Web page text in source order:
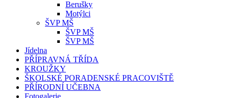
Berušky
Motýlci
ŠVP MŠ
ŠVP MŠ
ŠVP MŠ
Jídelna
PŘÍPRAVNÁ TŘÍDA
KROUŽKY
ŠKOLSKÉ PORADENSKÉ PRACOVIŠTĚ
PŘÍRODNÍ UČEBNA
Fotogalerie